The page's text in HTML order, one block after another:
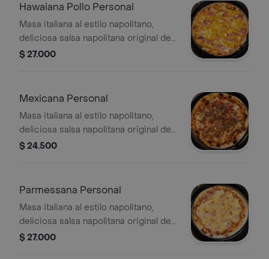
Hawaiana Pollo Personal
Masa italiana al estilo napolitano,
deliciosa salsa napolitana original de
la casa, queso mozzarella, tocineta,
$ 27.000
Mexicana Personal
Masa italiana al estilo napolitano,
deliciosa salsa napolitana original de
la casa, queso mozzarella, carne
$ 24.500
Parmessana Personal
Masa italiana al estilo napolitano,
deliciosa salsa napolitana original de
la casa, queso mozzarella, tocineta y
$ 27.000